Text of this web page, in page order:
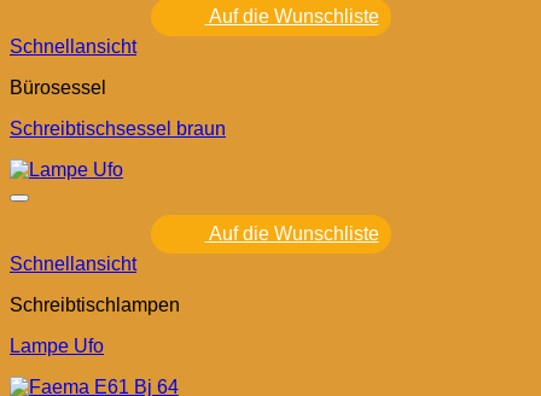
Auf die Wunschliste
Schnellansicht
Bürosessel
Schreibtischsessel braun
Auf die Wunschliste
Schnellansicht
Schreibtischlampen
Lampe Ufo